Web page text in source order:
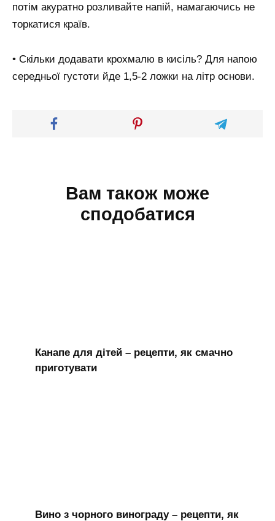
потім акуратно розливайте напій, намагаючись не
торкатися країв.
• Скільки додавати крохмалю в кисіль? Для напою
середньої густоти йде 1,5-2 ложки на літр основи.
Вам також може
сподобатися
Канапе для дітей – рецепти, як смачно
приготувати
Вино з чорного винограду – рецепти, як